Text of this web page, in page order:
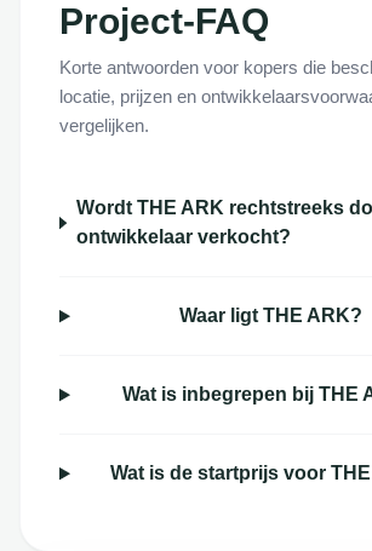
Project-FAQ
Korte antwoorden voor kopers die
locatie, prijzen en
vergelijken.
Wordt THE ARK rechtstreeks
ontwikkelaar verkocht?
Waar ligt THE ARK?
Wat is inbegrepen bij THE
Wat is de startprijs voor